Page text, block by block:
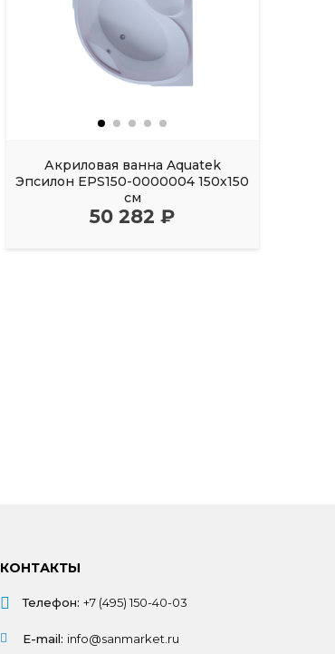
Акриловая ванна Aquatek
Эпсилон EPS150-0000004 150х150
см
50 282 ₽
КОНТАКТЫ
Телефон: +7 (495) 150-40-03
E-mail: info@sanmarket.ru